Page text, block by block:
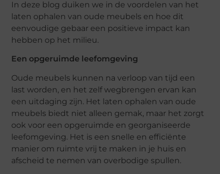
In deze blog duiken we in de voordelen van het
laten ophalen van oude meubels en hoe dit
eenvoudige gebaar een positieve impact kan
hebben op het milieu.
Een opgeruimde l eefomgeving
Oude meubels kunnen na verloop van tijd een
last worden, en het zelf wegbrengen ervan kan
een uitdaging zijn. Het laten ophalen van oude
meubels biedt niet alleen gemak, maar het zorgt
ook voor een opgeruimde en georganiseerde
leefomgeving. Het is een snelle en efficiënte
manier om ruimte vrij te maken in je huis en
afscheid te nemen van overbodige spullen.